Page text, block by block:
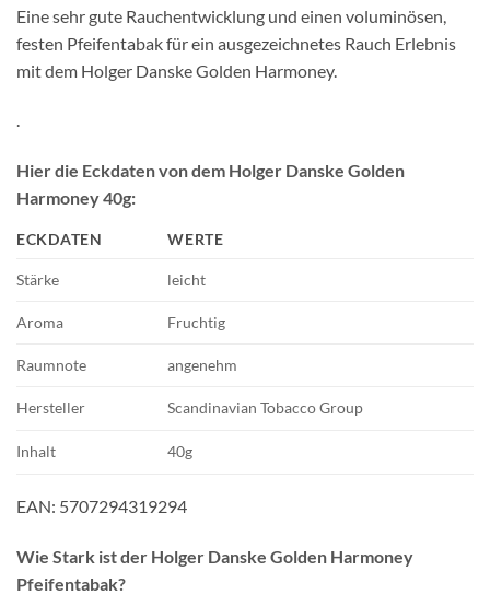
Eine sehr gute Rauchentwicklung und einen voluminösen,
festen Pfeifentabak für ein ausgezeichnetes Rauch Erlebnis
mit dem Holger Danske Golden Harmoney.
.
Hier die Eckdaten von dem Holger Danske Golden
Harmoney 40g:
ECKDATEN WERTE
Stärke leicht
Aroma Fruchtig
Raumnote angenehm
Hersteller Scandinavian Tobacco Group
Inhalt 40g
EAN: 5707294319294
Wie Stark ist der Holger Danske Golden Harmoney
Pfeifentabak?